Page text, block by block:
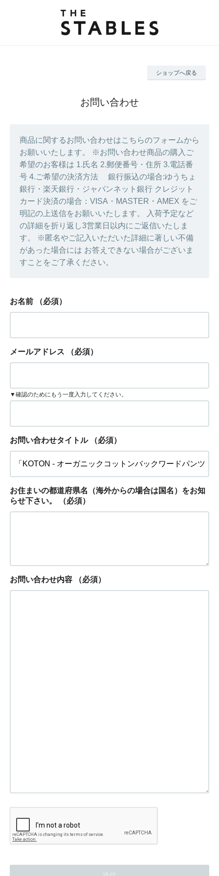
ショップへ戻る
お問い合わせ
商品に関するお問い合わせはこちらのフォームから
お願いいたします。 ※お問い合わせ商品の購入ご
希望のお客様は 1.氏名 2.郵便番号・住所 3.電話番
号 4.ご希望の決済方法 銀行振込の場合:ゆうちょ
銀行・楽天銀行・ジャパンネット銀行 クレジット
カード決済の場合：VISA・MASTER・AMEX をご
明記の上送信をお願いいたします。 入荷予定など
の詳細を折り返し3営業日以内にご返信いたしま
す。 ※匿名やご記入いただいた詳細に著しい不備
があった場合には お答えできない場合がございま
すことをご了承ください。
お名前 （必須）
メールアドレス （必須）
▼確認のためにもう一度入力してください。
お問い合わせタイトル （必須）
お住まいの都道府県名（海外からの場合は国名）をお知
らせ下さい。
（必須）
お問い合わせ内容 （必須）